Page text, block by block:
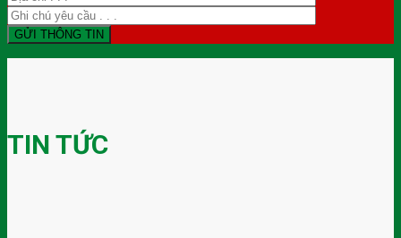
TIN TỨC